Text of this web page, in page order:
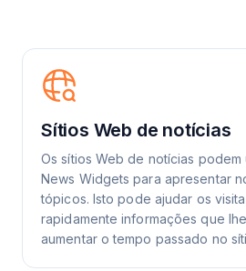
Sítios Web de notícias
Os sítios Web de notícias podem
News Widgets para apresentar
tópicos. Isto pode ajudar os
rapidamente informações que
aumentar o tempo passado no